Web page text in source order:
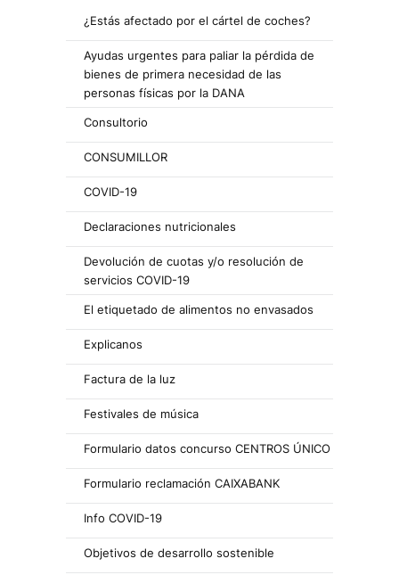
¿Estás afectado por el cártel de coches?
Ayudas urgentes para paliar la pérdida de
bienes de primera necesidad de las
personas físicas por la DANA
Consultorio
CONSUMILLOR
COVID-19
Declaraciones nutricionales
Devolución de cuotas y/o resolución de
servicios COVID-19
El etiquetado de alimentos no envasados
Explicanos
Factura de la luz
Festivales de música
Formulario datos concurso CENTROS ÚNICO
Formulario reclamación CAIXABANK
Info COVID-19
Objetivos de desarrollo sostenible